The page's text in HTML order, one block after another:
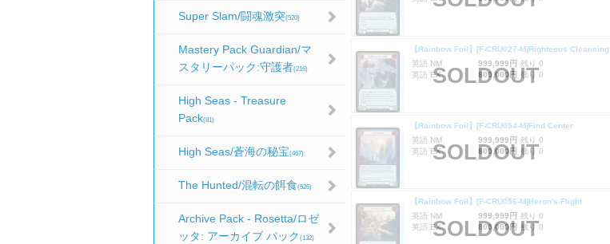
Super Slam/闘魂激突(520)
Mastery Pack Guardian/マ
スタリーパック:守護者(216)
High Seas - Treasure
Pack(81)
High Seas/蒼海の秘宝(467)
The Hunted/混転の餌食(526)
Archive Pack - Rosetta/ロゼ
ッタ: アーカイブ パック (132)
【Rainbow Foil】[F-CRU027-M]Righteous Cleansing
英語 NM
999,999円 残り 0
英語 EX
800,000円 残り 0
SOLDOUT
【Rainbow Foil】[F-CRU054-M]Find Center
英語 NM
999,999円 残り 0
英語 EX
800,000円 残り 0
SOLDOUT
【Rainbow Foil】[F-CRU056-M]Heron's Flight
英語 NM
999,999円 残り 0
英語 EX
800,000円 残り 0
SOLDOUT